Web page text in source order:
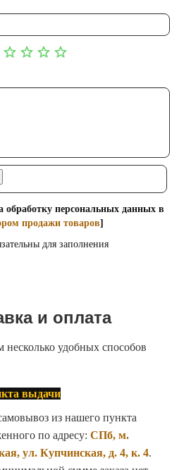
обработку персональных данных в
продажи товаров]
для заполнения
и оплата
удобных способов
выдачи
из нашего пункта
по адресу: СПб, м.
ул. Купчинская, д. 4, к. 4.